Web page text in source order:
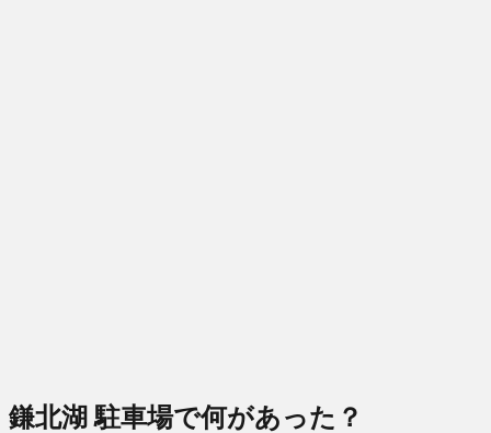
鎌北湖 駐車場で何があった？